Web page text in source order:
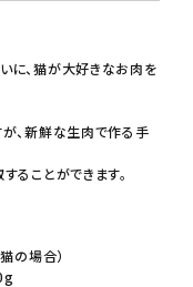
に、猫が大好きなお肉を
、新鮮な生肉で作る手
ることができます。
の場合）